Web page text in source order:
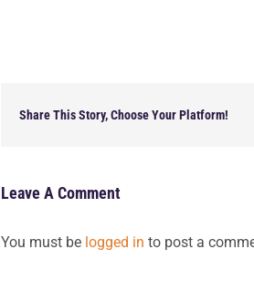
Share This Story, Choose Your Platform!
Leave A Comment
You must be logged in to post a